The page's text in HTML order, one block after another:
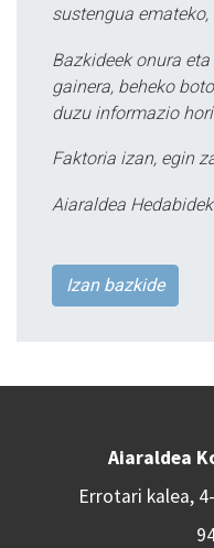
sustengua
Bazkideek onura
gainera, beheko
duzu informazio
Faktoria izan, egin
Aiaraldea
Izan bazkide
Aiaraldea
Errotari kalea,